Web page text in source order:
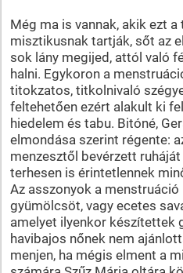
Még ma is vannak, akik ezt
misztikusnak tartják, sőt az
sok lány megijed, attól való
halni. Egykoron a
titokzatos, titkolnivaló
feltehetően ezért alakult ki
hiedelem és tabu. Bitóné,
elmondása szerint régente:
menzesztől bevérzett
terhesen is érintetlennek
Az asszonyok a
gyümölcsöt, vagy ecetes
amelyet ilyenkor készítettek
havibajos nőnek nem
menjen, ha mégis elment a